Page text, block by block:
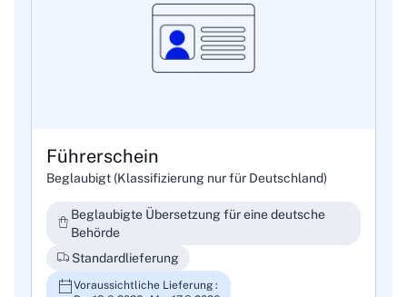
Führerschein
Beglaubigt (Klassifizierung nur für Deutschland)
Beglaubigte Übersetzung für eine deutsche
Behörde
Standardlieferung
Voraussichtliche Lieferung :